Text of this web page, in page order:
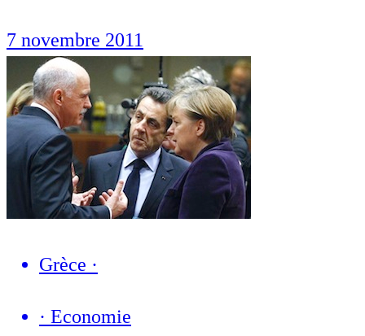
7 novembre 2011
Grèce ·
· Economie